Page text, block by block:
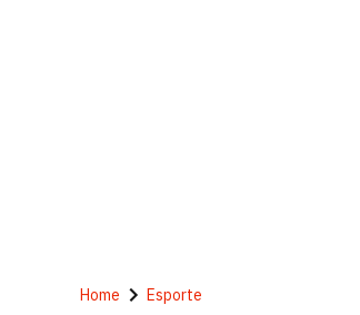
Home Esporte